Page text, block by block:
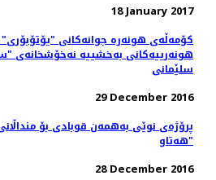
18 January 2017
کۆمه‌ڵه‌ی هونه‌ره ‌جوانه‌کانی "یۆتۆبۆری"
هونه‌رییه‌کانی به‌خشییه‌ نه‌خۆشخانه‌ی
سلێمانی
29 December 2016
پرۆژەی نوێی بەھمەن قوبادی بۆ
ھەتاو"
28 December 2016